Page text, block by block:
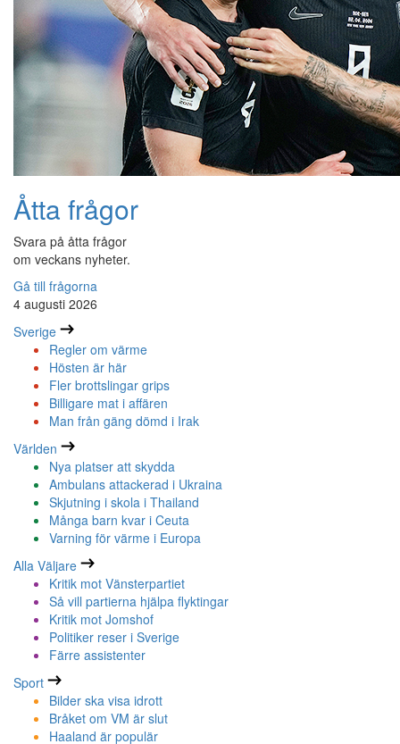
Åtta frågor
Svara på åtta frågor
om veckans nyheter.
Gå till frågorna
4 augusti 2026
Sverige
Regler om värme
Hösten är här
Fler brottslingar grips
Billigare mat i affären
Man från gäng dömd i Irak
Världen
Nya platser att skydda
Ambulans attackerad i Ukraina
Skjutning i skola i Thailand
Många barn kvar i Ceuta
Varning för värme i Europa
Alla Väljare
Kritik mot Vänsterpartiet
Så vill partierna hjälpa flyktingar
Kritik mot Jomshof
Politiker reser i Sverige
Färre assistenter
Sport
Bilder ska visa idrott
Bråket om VM är slut
Haaland är populär